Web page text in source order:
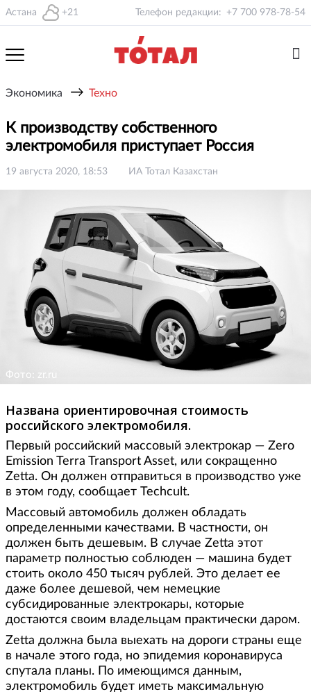
Астана +21 Телефон редакции: +7 700 978-78-54
Экономика → Техно
К производству собственного
электромобиля приступает Россия
19 августа 2020, 18:53 ИА Тотал Казахстан
Фото: zr.ru
Названа ориентировочная стоимость
российского электромобиля.
Первый российский массовый электрокар — Zero
Emission Terra Transport Asset, или сокращенно
Zetta. Он должен отправиться в производство уже
в этом году, сообщает Techcult.
Массовый автомобиль должен обладать
определенными качествами. В частности, он
должен быть дешевым. В случае Zetta этот
параметр полностью соблюден — машина будет
стоить около 450 тысяч рублей. Это делает ее
даже более дешевой, чем немецкие
субсидированные электрокары, которые
достаются своим владельцам практически даром.
Zetta должна была выехать на дороги страны еще
в начале этого года, но эпидемия коронавируса
спутала планы. По имеющимся данным,
электромобиль будет иметь максимальную